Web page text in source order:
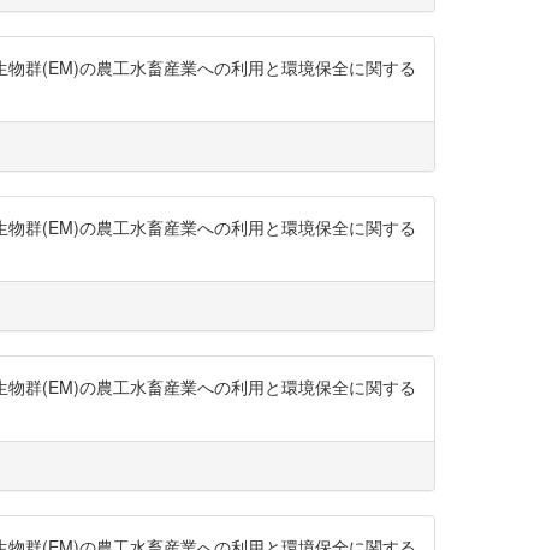
群(EM)の農工水畜産業への利用と環境保全に関する
群(EM)の農工水畜産業への利用と環境保全に関する
群(EM)の農工水畜産業への利用と環境保全に関する